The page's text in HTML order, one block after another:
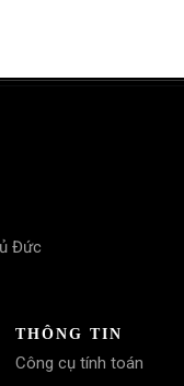
Đức
THÔNG TIN
Công cụ tính toán